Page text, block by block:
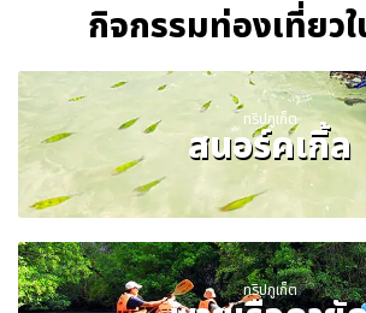
กิจกรรมท่องเที่ยว
ทริปภูเก็ต
สนอร์คเกิ้ล
ทริปภูเก็ต